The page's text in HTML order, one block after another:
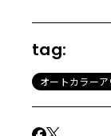
ータムイエロ
グレー」だ。受
「今回のオート
tag:
オートカラー